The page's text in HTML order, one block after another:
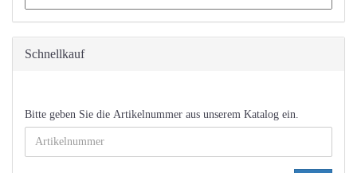
Schnellkauf
BITTE
GEBEN
SIE
Bitte geben Sie die Artikelnummer aus unserem Katalog ein.